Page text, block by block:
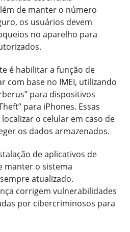
de manter o número
os usuários devem
no aparelho para
é habilitar a função de
com base no IMEI, utilizando
para dispositivos
para iPhones. Essas
o celular em caso de
os dados armazenados.
de aplicativos de
manter o sistema
atualizado.
corrigem vulnerabilidades
por cibercriminosos para